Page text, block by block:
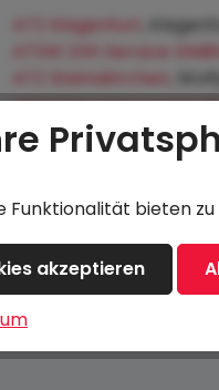
ATZ Klagenfurt
,
ATSW 24h Service
ATZ Steinakirchen
Hofkirchen an der
Funktionalität bieten zu
akzeptieren